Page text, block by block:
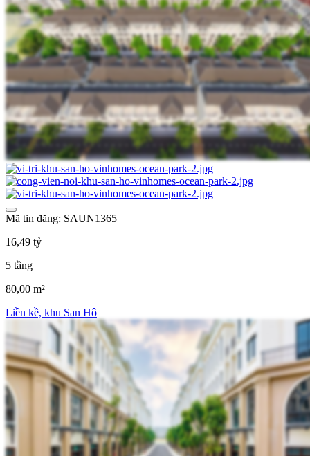
Mã tin đăng: SAUN1365
16,49 tỷ
5 tầng
80,00 m²
Liền kề, khu San Hô